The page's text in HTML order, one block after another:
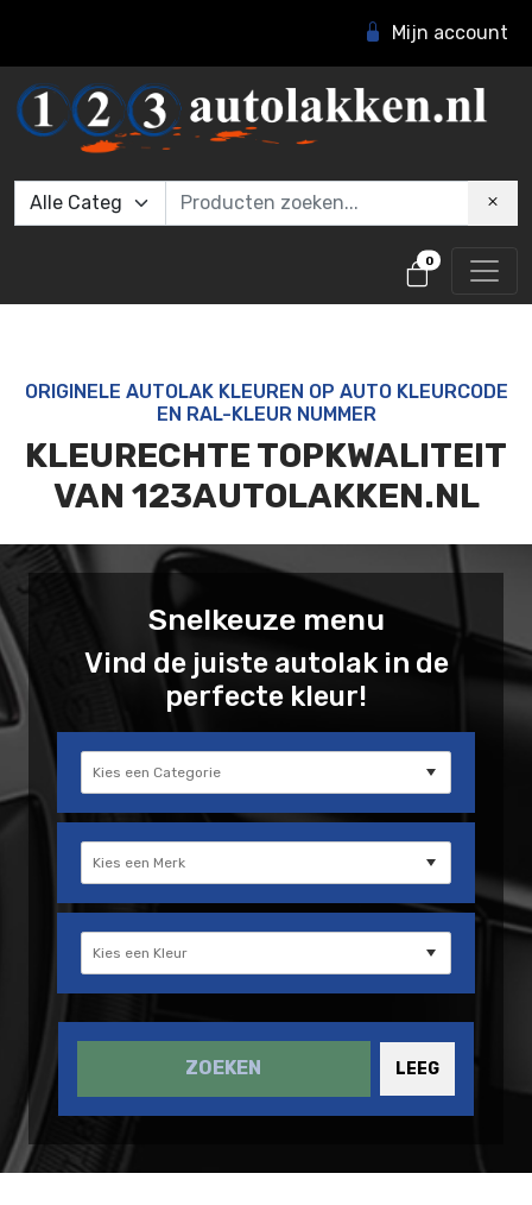
Mijn account
0
ORIGINELE AUTOLAK KLEUREN OP AUTO KLEURCODE
EN RAL-KLEUR NUMMER
KLEURECHTE TOPKWALITEIT
VAN 123AUTOLAKKEN.NL
Snelkeuze menu
Vind de juiste autolak in de
perfecte kleur!
ZOEKEN LEEG